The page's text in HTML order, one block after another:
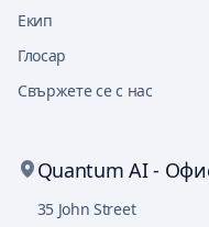
Екип
Глосар
Свържете се с нас
Quantum AI -
35 John Street